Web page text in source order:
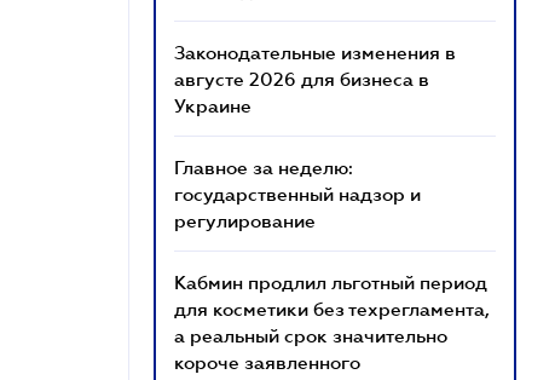
Законодательные изменения в
августе 2026 для бизнеса в
Украине
Главное за неделю:
государственный надзор и
регулирование
Кабмин продлил льготный период
для косметики без техрегламента,
а реальный срок значительно
короче заявленного